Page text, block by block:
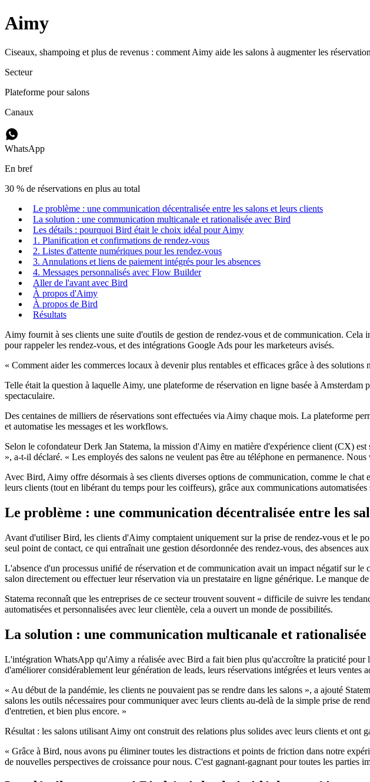
Aimy
Ciseaux, shampoing et plus de revenus : comment Aimy aide les salons à augmenter les
Secteur
Plateforme pour salons
Canaux
WhatsApp
En bref
30 % de réservations en plus au total
Le problème : une communication décentralisée entre les salons et leurs clients
La solution : une communication multicanale et rationalisée avec Bird
Les détails : pourquoi Bird était le choix idéal pour Aimy
1. Planification et confirmations de rendez-vous
2. Listes d'attente numériques pour les rendez-vous
3. Annulations et liens de paiement intégrés pour les absences
4. Messages personnalisés avec Flow Builder
Aller de l'avant avec Bird
À propos d'Aimy
À propos de Bird
Résultats
Aimy fournit à ses clients une suite d'outils de gestion de rendez-vous et de communication.
pour rappeler les rendez-vous, et des intégrations Google Ads pour les marketeurs avisés.
« Comment aider les commerces locaux à devenir plus rentables et efficaces grâce à des solutions
Telle était la question à laquelle Aimy, une plateforme de réservation en ligne basée à
spectaculaire.
Des centaines de milliers de réservations sont effectuées via Aimy chaque mois. La plateforme
et automatise les messages et les workflows.
Selon le cofondateur Derk Jan Statema, la mission d'Aimy en matière d'expérience client (CX)
», a-t-il déclaré. « Les employés des salons ne veulent pas être au téléphone en permanence.
Avec Bird, Aimy offre désormais à ses clients diverses options de communication, comme le
leurs clients (tout en libérant du temps pour les coiffeurs), grâce aux communications automatisées
Le problème : une communication décentralisée entre les
Avant d'utiliser Bird, les clients d'Aimy comptaient uniquement sur la prise de rendez-vous et le
seul point de contact, ce qui entraînait une gestion désordonnée des rendez-vous, des absences
L'absence d'un processus unifié de réservation et de communication avait un impact négatif sur
salon directement ou effectuer leur réservation via un prestataire en ligne générique. Le manque
Statema reconnaît que les entreprises de ce secteur trouvent souvent « difficile de suivre les
automatisées et personnalisées avec leur clientèle, cela a ouvert un monde de possibilités.
La solution : une communication multicanale et
L'intégration WhatsApp qu'Aimy a réalisée avec Bird a fait bien plus qu'accroître la praticité pour
d'améliorer considérablement leur génération de leads, leurs réservations intégrées et leurs ventes
« Au début de la pandémie, les clients ne pouvaient pas se rendre dans les salons », a ajouté
salons les outils nécessaires pour communiquer avec leurs clients au-delà de la simple prise de
d'entretien, et bien plus encore. »
Résultat : les salons utilisant Aimy ont construit des relations plus solides avec leurs clients et ont
« Grâce à Bird, nous avons pu éliminer toutes les distractions et points de friction dans notre
de nouvelles perspectives de croissance pour nous. C'est gagnant-gagnant pour toutes les parties